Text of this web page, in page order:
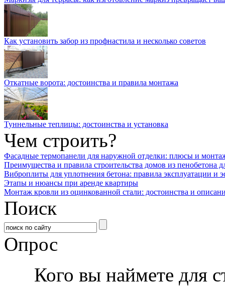
Как установить забор из профнастила и несколько советов
Откатные ворота: достоинства и правила монтажа
Туннельные теплицы: достоинства и установка
Чем строить?
Фасадные термопанели для наружной отделки: плюсы и
Преимущества и правила строительства домов из пенобетона
Виброплиты для уплотнения бетона: правила эксплуатации и
Этапы и нюансы при аренде квартиры
Монтаж кровли из оцинкованной стали: достоинства и
Поиск
Опрос
Кого вы наймете для